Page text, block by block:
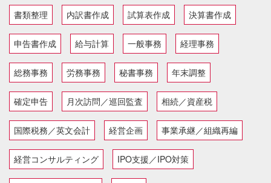
書類整理 内訳書作成 試算表作成 決算書作成
申告書作成 給与計算 一般事務 経理事務
総務事務 労務事務 秘書事務 年末調整
確定申告 月次訪問／巡回監査 相続／資産税
国際税務／英文会計 経営企画 事業承継／組織再編
経営コンサルティング IPO支援／IPO対策